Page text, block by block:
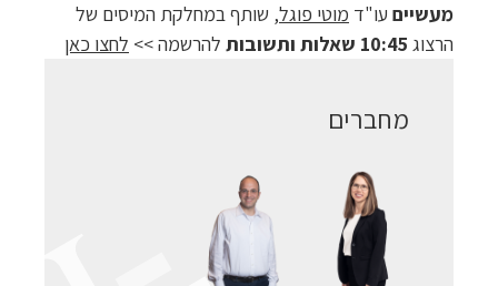
מעשיים עו"ד מוטי פוגל, שותף במחלקת המיסים של
הרצוג 10:45 שאלות ותשובות להרשמה >> לחצו כאן
מחברים